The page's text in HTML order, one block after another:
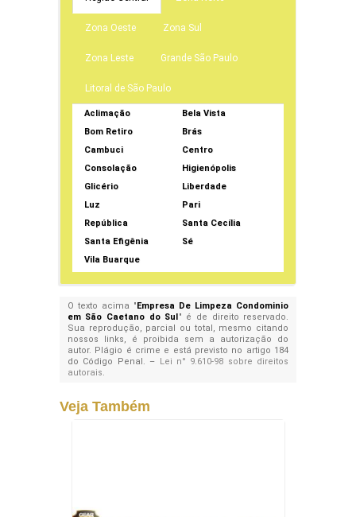
Zona Oeste Zona Sul
Zona Leste Grande São Paulo
Litoral de São Paulo
Aclimação
Bela Vista
Bom Retiro
Brás
Cambuci
Centro
Consolação
Higienópolis
Glicério
Liberdade
Luz
Pari
República
Santa Cecília
Santa Efigênia
Sé
Vila Buarque
O texto acima "Empresa De Limpeza Condominio
em São Caetano do Sul" é de direito reservado.
Sua reprodução, parcial ou total, mesmo citando
nossos links, é proibida sem a autorização do
autor. Plágio é crime e está previsto no artigo 184
do Código Penal. – Lei n° 9.610-98 sobre direitos
autorais.
Veja Também